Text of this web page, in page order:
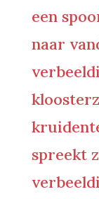
een
naar
spreekt